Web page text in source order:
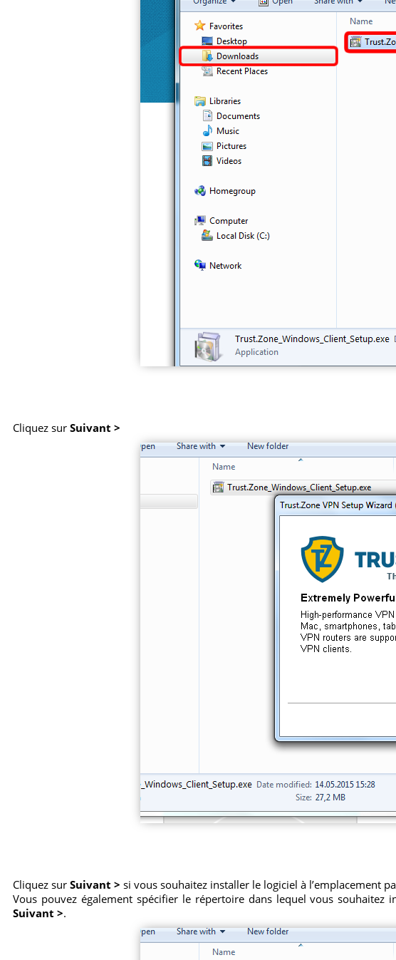
Cliquez surSuivant >
Cliquez surSuivant > si vous souhaitez installer le logiciel à l’emplacement
Vous pouvez également spécifier le répertoire dans lequel vous souhaitez
Suivant >.